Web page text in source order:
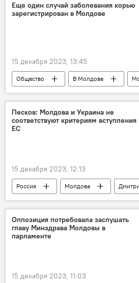
Еще один случай заболевания корью
зарегистрирован в Молдове
15 декабря 2023, 13:45
Общество В Молдове
корь
Песков: Молдова и Украина не
соответствуют критериям вступления
ЕС
15 декабря 2023, 12:13
Россия Молдова
Оппозиция потребовала заслушать
главу Минздрава Молдовы в
парламенте
15 декабря 2023, 11:03